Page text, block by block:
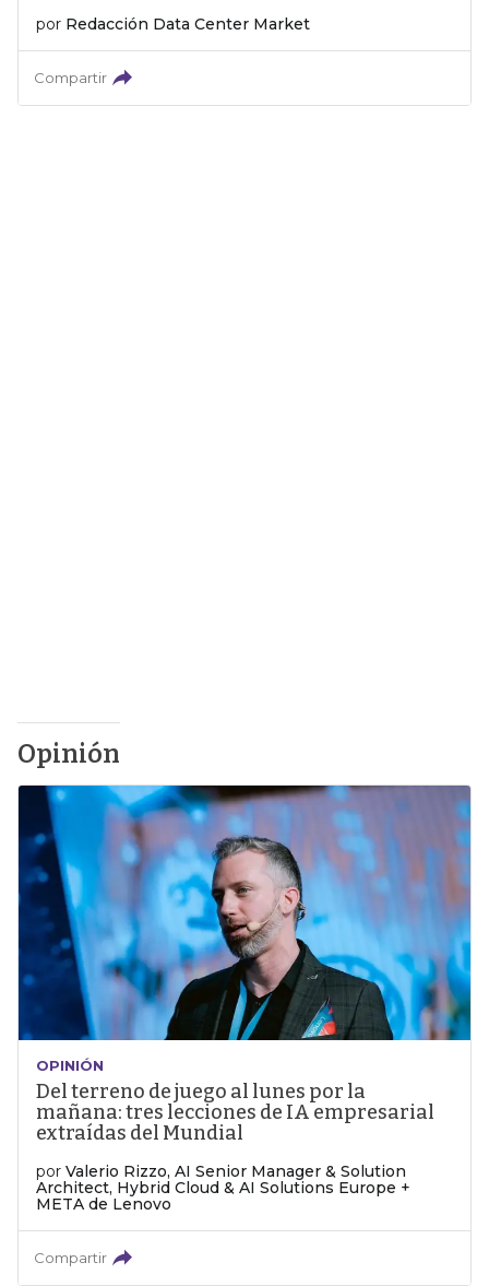
por Redacción Data Center Market
Compartir
Opinión
OPINIÓN
Del terreno de juego al lunes por la
mañana: tres lecciones de IA empresarial
extraídas del Mundial
por Valerio Rizzo, AI Senior Manager & Solution
Architect, Hybrid Cloud & AI Solutions Europe +
META de Lenovo
Compartir